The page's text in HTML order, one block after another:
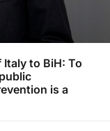
to BiH: To
is a